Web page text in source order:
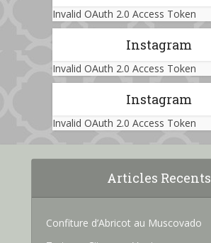
Invalid OAuth 2.0 Access Token
Instagram
Invalid OAuth 2.0 Access Token
Instagram
Invalid OAuth 2.0 Access Token
Articles Recents
Confiture d’Abricot au Muscovado